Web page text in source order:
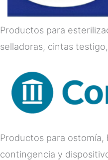
Productos para
selladoras, cintas
Productos para
contingencia y